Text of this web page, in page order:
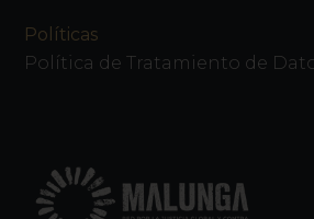
Políticas
Política de Tratamiento de